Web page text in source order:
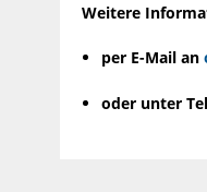
Weitere
per E-Mail an
oder unter